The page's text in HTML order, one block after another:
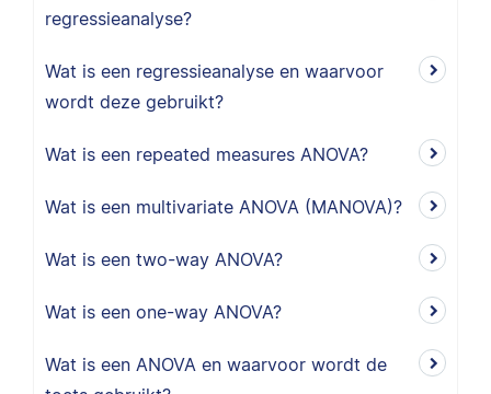
regressieanalyse?
Wat is een regressieanalyse en waarvoor
wordt deze gebruikt?
Wat is een repeated measures ANOVA?
Wat is een multivariate ANOVA (MANOVA)?
Wat is een two-way ANOVA?
Wat is een one-way ANOVA?
Wat is een ANOVA en waarvoor wordt de